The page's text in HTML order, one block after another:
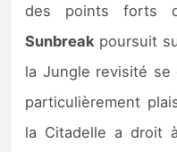
des points forts
Sunbreak poursuit
la Jungle revisité se
particulièrement
la Citadelle a droit